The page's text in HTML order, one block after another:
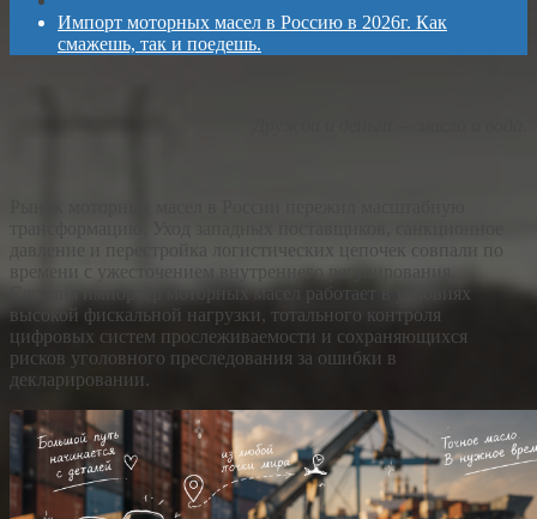
Импорт моторных масел в Россию в 2026г. Как
смажешь, так и поедешь.
давление и перестройка логистических цепочек совпали по
времени с ужесточением внутреннего регулирования.
Сегодня импортёр моторных масел работает в условиях
высокой фискальной нагрузки, тотального контроля
цифровых систем прослеживаемости и сохраняющихся
рисков уголовного преследования за ошибки в
декларировании.